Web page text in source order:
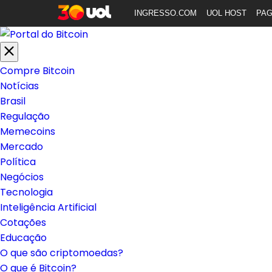
INGRESSO.COM UOL HOST
Compre Bitcoin
Notícias
Brasil
Regulação
Memecoins
Mercado
Política
Negócios
Tecnologia
Inteligência Artificial
Cotações
Educação
O que são criptomoedas?
O que é Bitcoin?